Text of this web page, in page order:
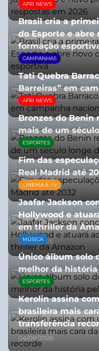
05/08/2026
AFRI NEWS
Brasil cria a
do Esporte e abre
formação
08/07/2026
CAMPANHAS
Tati Quebra
Barreiras” em
08/07/2026
AFRI NEWS
Bronzes do Benin
mais de um
08/07/2026
ESPORTES
Fim das
Real Madrid até
06/08/2026
CINEMA E TV
Jaafar Jackson
Hollywood e
em thriller da
06/08/2026
MÚSICA
Único álbum solo
melhor da
06/08/2026
ESPORTES
Kerolin assina
brasileira mais
transferência
04/08/2026